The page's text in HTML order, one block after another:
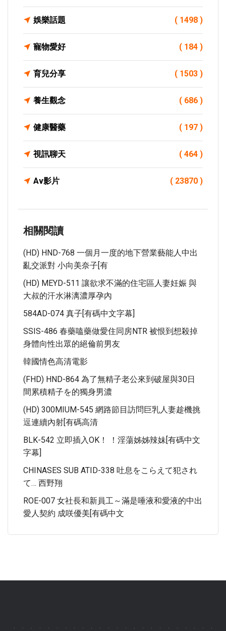
娛樂話題 ( 1498 )
寵物愛好 ( 184 )
育兒分享 ( 1503 )
養生觀念 ( 686 )
健康醫藥 ( 197 )
視訊聊天 ( 464 )
Av影片 ( 23870 )
相關閱讀
(HD) HND-768 一個月一度的地下營業藝能人中出
亂交派對 小向美奈子[有
(HD) MEYD-511 讓欲求不滿的住宅區人妻妊娠 與
大叔的汗水淋漓濃厚孕內
584AD-074 真子[有碼中文字幕]
SSIS-486 春藥嗑藥做愛住同房NTR 被恨到想殺掉
身體向性出眾的絕倫前男友
韓國情色高清電影
(FHD) HND-864 為了無精子老公來到破屋與30日
間累積精子を的獨身男濃
(HD) 300MIUM-545 網路節目訪問巨乳人妻趁機挑
逗連續內射[有碼高清
BLK-542 立即插入OK！ ！淫蕩姊姊辣妹[有碼中文
字幕]
CHINASES SUB ATID-338 吐息をこらえて犯され
て… 西野翔
ROE-007 女社長和新員工～滿是唾液和愛液的中出
愛人契約 成咲優美[有碼中文